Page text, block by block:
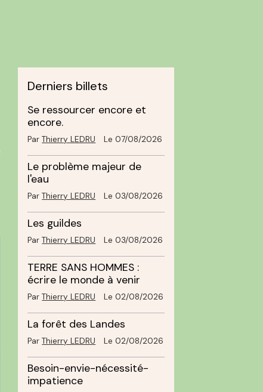
Derniers billets
Se ressourcer encore et
encore.
ParThierry LEDRU Le 07/08/2026
Le problème majeur de
l'eau
ParThierry LEDRU Le 03/08/2026
Les guildes
ParThierry LEDRU Le 03/08/2026
TERRE SANS HOMMES :
écrire le monde à venir
ParThierry LEDRU Le 02/08/2026
La forêt des Landes
ParThierry LEDRU Le 02/08/2026
Besoin-envie-nécessité-
impatience